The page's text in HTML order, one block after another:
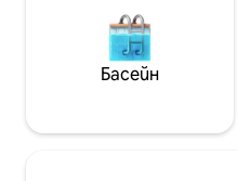
Басейн